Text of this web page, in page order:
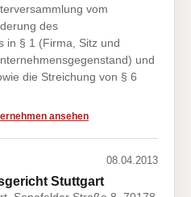
vom
des
in § 1 (Firma, Sitz und
und
die Streichung von § 6
ansehen
08.04.2013
Stuttgart